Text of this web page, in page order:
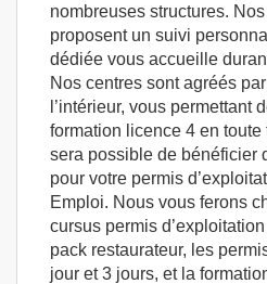
nombreuses structures.
proposent un suivi
dédiée vous accueille
Nos centres sont agréés
l’intérieur, vous permettant
formation licence 4 en
sera possible de bénéficier
pour votre permis
Emploi. Nous vous ferons
cursus permis
pack restaurateur, les
jour et 3 jours, et la